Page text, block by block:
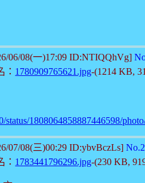
06/08(一)17:09 ID:NTIQQhVg]
： 1780909765621.jpg-(1214 KB,
status/1808064858887446598/
07/08(三)00:29 ID:ybvBczLs]
： 1783441796296.jpg-(230 KB,